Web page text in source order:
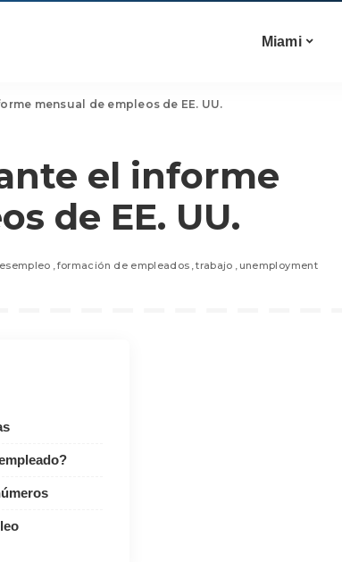
Miami
mensual de empleos de EE. UU.
el informe
de EE. UU.
formación de empleados trabajo unemployment